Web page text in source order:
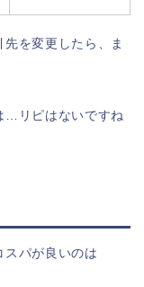
を変更したら、ま
…リピはないですね
スパが良いのは